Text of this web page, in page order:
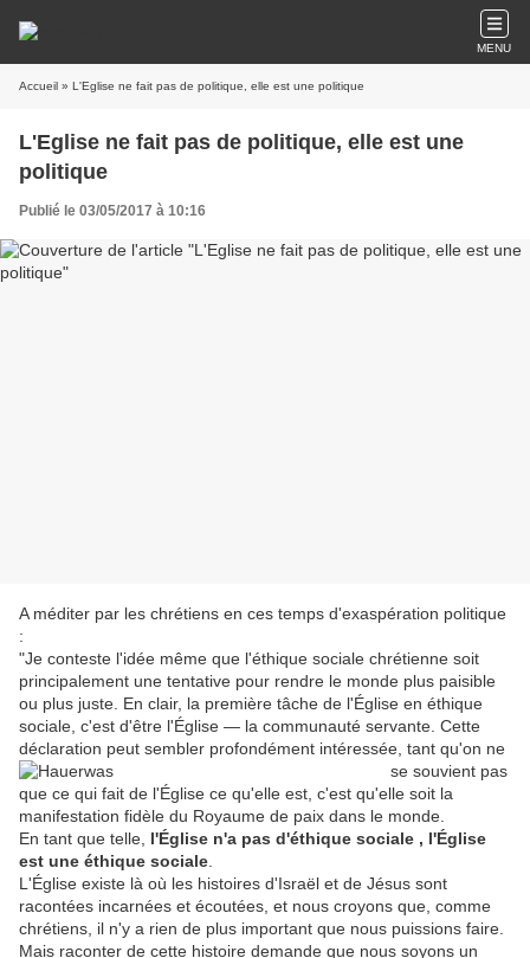
MENU
Accueil » L'Eglise ne fait pas de politique, elle est une politique
L'Eglise ne fait pas de politique, elle est une
politique
Publié le 03/05/2017 à 10:16
A méditer par les chrétiens en ces temps d'exaspération politique
:
"Je conteste l'idée même que l'éthique sociale chrétienne soit
principalement une tentative pour rendre le monde plus paisible
ou plus juste. En clair, la première tâche de l'Église en éthique
sociale, c'est d'être l'Église — la communauté servante. Cette
déclaration peut sembler profondément intéressée, tant qu'on ne
se souvient pas
que ce qui fait de l'Église ce qu'elle est, c'est qu'elle soit la
manifestation fidèle du Royaume de paix dans le monde.
En tant que telle, l'Église n'a pas d'éthique sociale , l'Église
est une éthique sociale
L'Église existe là où les histoires d'Israël et de Jésus sont
racontées incarnées et écoutées, et nous croyons que, comme
chrétiens, il n'y a rien de plus important que nous puissions faire.
Mais raconter de cette histoire demande que nous soyons un